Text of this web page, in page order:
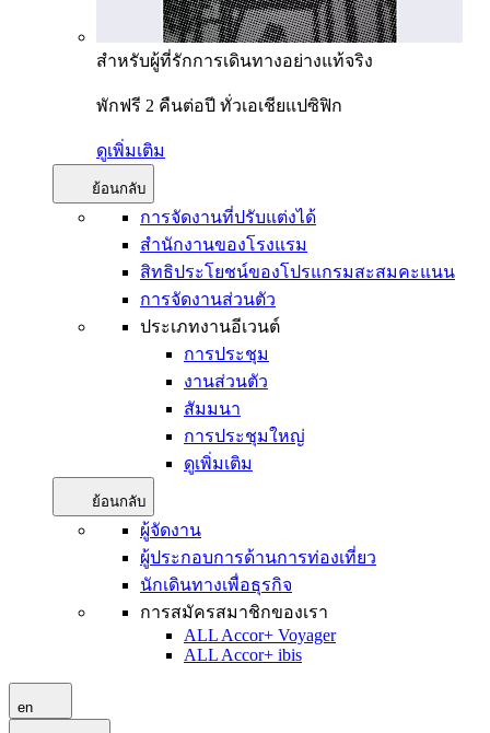
สำหรับผู้ที่รักการเดินทางอย่างแท้จริง
พักฟรี 2 คืนต่อปี ทั่วเอเชียแปซิฟิก
ดูเพิ่มเติม
ย้อนกลับ
การจัดงานที่ปรับแต่งได้
สำนักงานของโรงแรม
สิทธิประโยชน์ของโปรแกรมสะสมคะแนน
การจัดงานส่วนตัว
ประเภทงานอีเวนต์
การประชุม
งานส่วนตัว
สัมมนา
การประชุมใหญ่
ดูเพิ่มเติม
ย้อนกลับ
ผู้จัดงาน
ผู้ประกอบการด้านการท่องเที่ยว
นักเดินทางเพื่อธุรกิจ
การสมัครสมาชิกของเรา
ALL Accor+ Voyager
ALL Accor+ ibis
en